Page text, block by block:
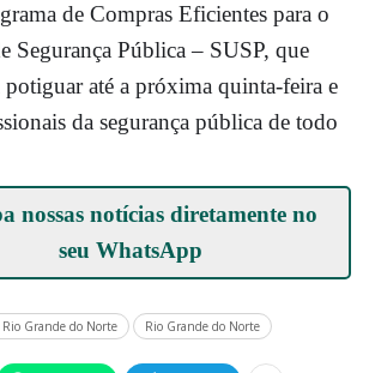
de Compras Eficientes para o
Segurança Pública – SUSP, que
potiguar até a próxima quinta-feira e
da segurança pública de todo
nossas notícias diretamente no
seuWhatsApp
Grande do Norte Rio Grande do Norte